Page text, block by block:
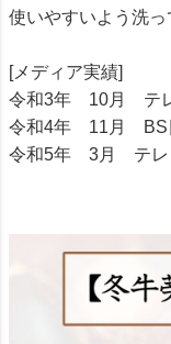
使いやすいよう洗っ
[メディア実績]
令和3年 10月 テ
令和4年 11月 BS
令和5年 3月 テレ